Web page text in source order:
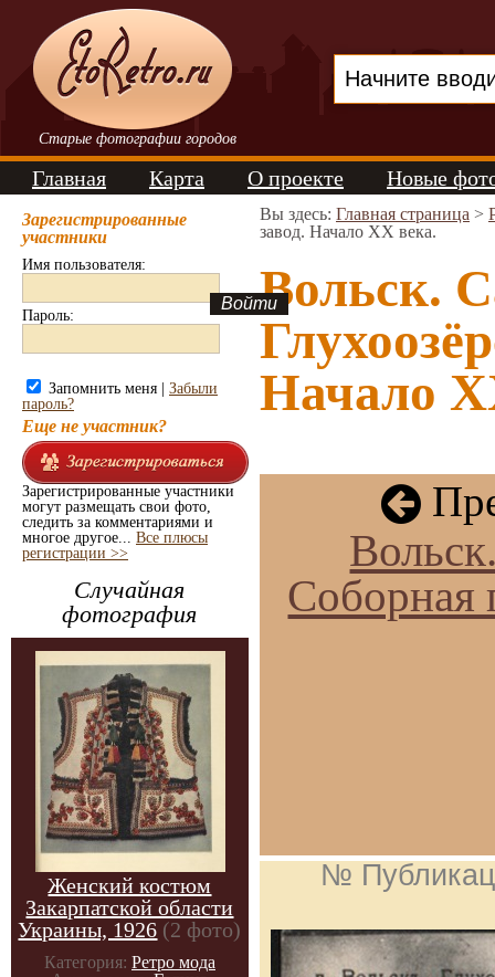
Старые фотографии городов
Главная Карта О проекте Новые
Зарегистрированные
участники
Имя пользователя:
Пароль:
Запомнить меня | Забыли
пароль?
Еще не участник?
Зарегистрированные участники
могут размещать свои фото,
следить за комментариями и
многое другое... Все плюсы
регистрации >>
Случайная
фотография
Женский костюм
Закарпатской области
Украины, 1926 (2 фото)
Категория: Ретро мода
Вы здесь: Главная страница >
завод. Начало ХХ века.
Вольск.
Начало
№